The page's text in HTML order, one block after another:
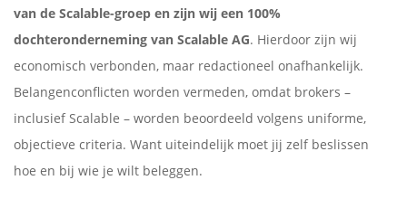
van de Scalable-groep en zijn wij een 100%
dochteronderneming van Scalable AG. Hierdoor zijn wij
economisch verbonden, maar redactioneel onafhankelijk.
Belangenconflicten worden vermeden, omdat brokers –
inclusief Scalable – worden beoordeeld volgens uniforme,
objectieve criteria. Want uiteindelijk moet jij zelf beslissen
hoe en bij wie je wilt beleggen.